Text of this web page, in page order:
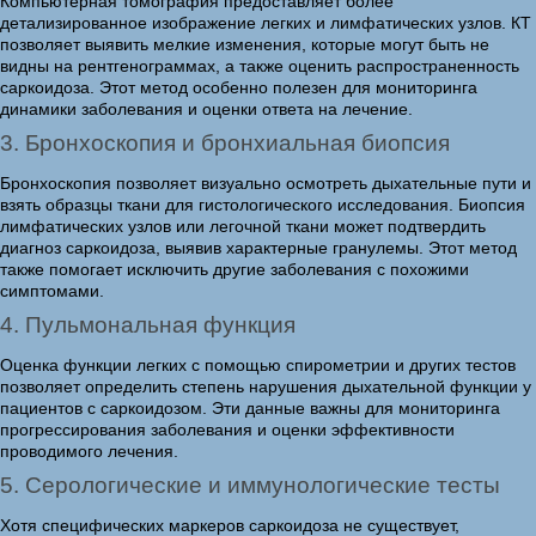
детализированное изображение легких и лимфатических узлов. КТ
позволяет выявить мелкие изменения, которые могут быть не
видны на рентгенограммах, а также оценить распространенность
саркоидоза. Этот метод особенно полезен для мониторинга
динамики заболевания и оценки ответа на лечение.
3. Бронхоскопия и бронхиальная биопсия
Бронхоскопия позволяет визуально осмотреть дыхательные пути и
взять образцы ткани для гистологического исследования. Биопсия
лимфатических узлов или легочной ткани может подтвердить
диагноз саркоидоза, выявив характерные гранулемы. Этот метод
также помогает исключить другие заболевания с похожими
симптомами.
4. Пульмональная функция
Оценка функции легких с помощью спирометрии и других тестов
позволяет определить степень нарушения дыхательной функции у
пациентов с саркоидозом. Эти данные важны для мониторинга
прогрессирования заболевания и оценки эффективности
проводимого лечения.
5. Серологические и иммунологические тесты
Хотя специфических маркеров саркоидоза не существует,